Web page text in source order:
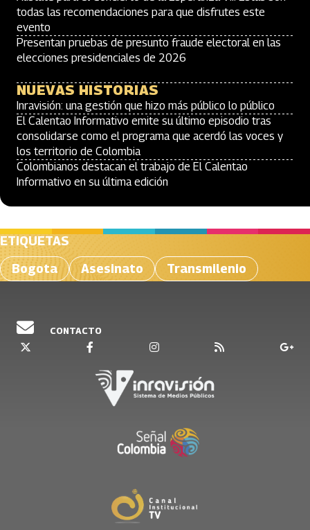
todas las recomendaciones para que disfrutes este
evento
Presentan pruebas de presunto fraude electoral en las
elecciones presidenciales de 2026
NUEVAS HISTORIAS
Inravisión: una gestión que hizo más público lo público
El Calentao Informativo emite su último episodio tras
consolidarse como el programa que acerdó las voces y
los territorio de Colombia
Colombianos destacan el trabajo de El Calentao
Informativo en su última edición
ETIQUETAS
Bogota
Asesinato Transmilenio
CONTACTO